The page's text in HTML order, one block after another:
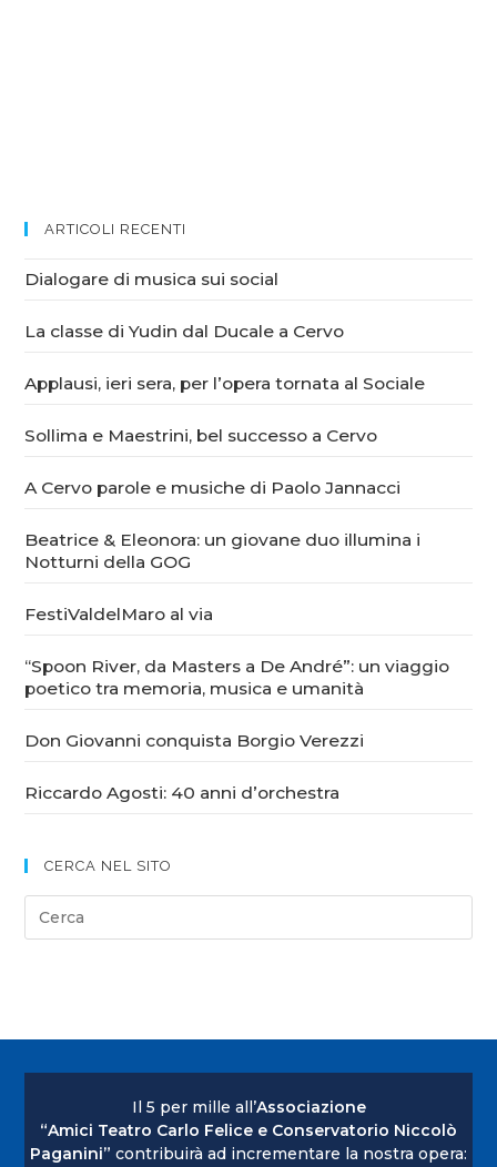
ARTICOLI RECENTI
Dialogare di musica sui social
La classe di Yudin dal Ducale a Cervo
Applausi, ieri sera, per l’opera tornata al Sociale
Sollima e Maestrini, bel successo a Cervo
A Cervo parole e musiche di Paolo Jannacci
Beatrice & Eleonora: un giovane duo illumina i
Notturni della GOG
FestiValdelMaro al via
“Spoon River, da Masters a De André”: un viaggio
poetico tra memoria, musica e umanità
Don Giovanni conquista Borgio Verezzi
Riccardo Agosti: 40 anni d’orchestra
CERCA NEL SITO
Il 5 per mille all’Associazione
“Amici Teatro Carlo Felice e Conservatorio Niccolò
Paganini” contribuirà ad incrementare la nostra opera: